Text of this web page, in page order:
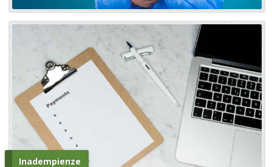
Inadempienze